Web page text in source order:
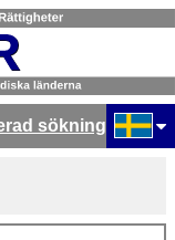
results.
sökning